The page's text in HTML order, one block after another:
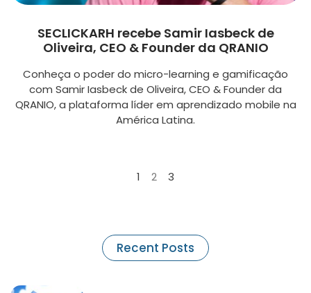
SECLICKARH recebe Samir Iasbeck de
Oliveira, CEO & Founder da QRANIO
Conheça o poder do micro-learning e gamificação
com Samir Iasbeck de Oliveira, CEO & Founder da
QRANIO, a plataforma líder em aprendizado mobile na
América Latina.
1 2 3
Recent Posts